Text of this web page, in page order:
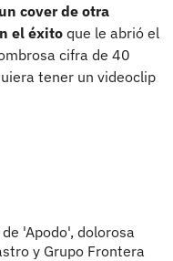
cover de otra
el éxito que le abrió el
cifra de 40
tener un videoclip
'Apodo', dolorosa
y Grupo Frontera